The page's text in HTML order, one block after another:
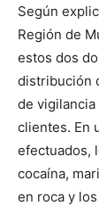
Según
Región de
estos dos
distribución
de
clientes. En
efectuados,
cocaína,
en roca y